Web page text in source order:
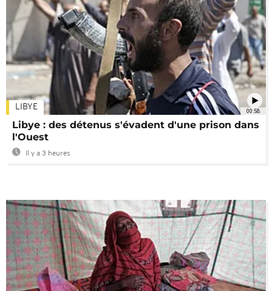
00:58
LIBYE
Libye : des détenus s'évadent d'une prison dans
l'Ouest
Il y a 3 heures